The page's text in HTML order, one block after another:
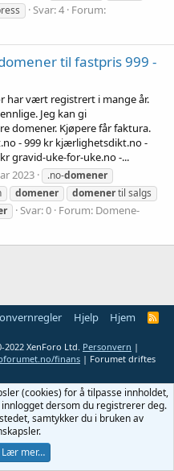
Svar: 4 Forum:
til fastpris 999 -
har vært registrert i mange år.
Jeg kan gi
domener. Kjøpere får faktura.
- 999 kr kjærlighetsdikt.no -
gravid-uke-for-uke.no -...
2023 .no-domener
domener domenertil salgs
Svar: 0 Forum: Domene-
Hjelp Hjem
R
2022 XenForo Ltd. Personvern |
finans | Forumet driftes
(cookies) for å tilpasse innholdet,
dersom du registrerer deg.
samtykker du i bruken av
Lær mer…